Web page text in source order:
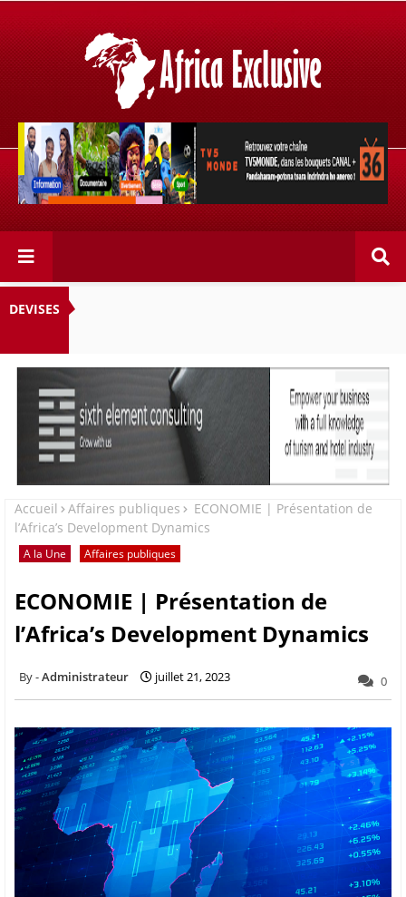
Retrouvez votre chaîne @TV5MONDE, dans les bouquets
CANAL+ 36 . Fandaharam-potoana tsara indrindra ho
anareo!
DEVISES
Accueil Affaires publiques
ECONOMIE | Présentation de
l’Africa’s Development Dynamics
A la Une Affaires publiques
ECONOMIE | Présentation de
l’Africa’s Development Dynamics
Administrateur juillet 21, 2023 0